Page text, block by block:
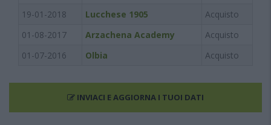
19-01-2018
Lucchese 1905
Acquisto
01-08-2017
Arzachena Academy
Acquisto
01-07-2016
Olbia Acquisto
INVIACI E AGGIORNA I TUOI DATI